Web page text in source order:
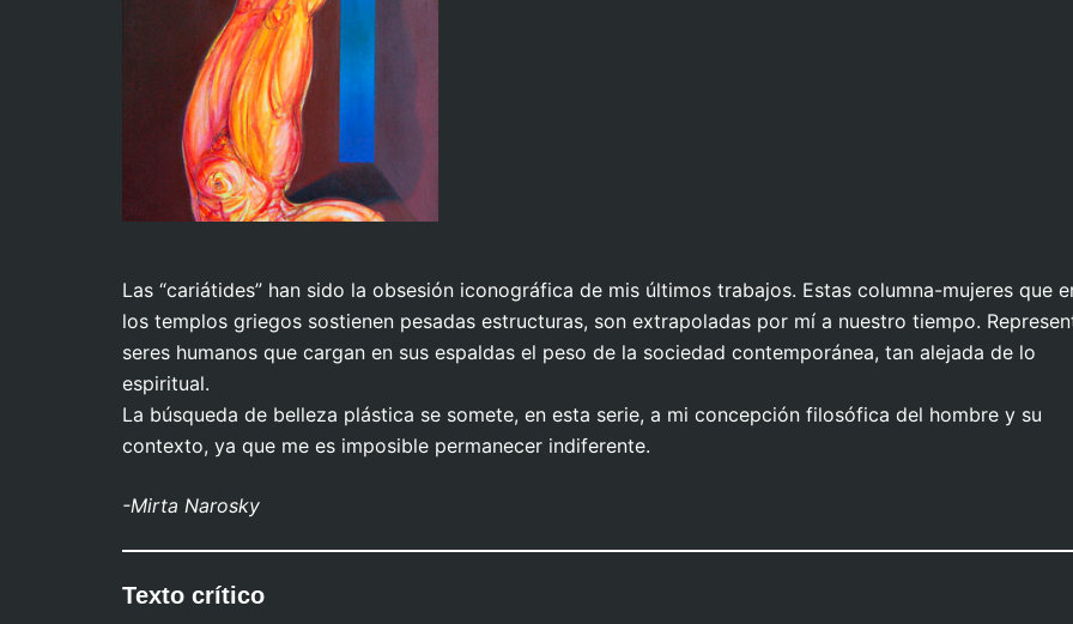
Cariatide recostada
Cariatide de cabeza
Las “cariátides” han sido la obsesión iconográfica de mis últimos trabajos. Estas columna-mujeres que
los templos griegos sostienen pesadas estructuras, son extrapoladas por mí a nuestro tiempo.
seres humanos que cargan en sus espaldas el peso de la sociedad contemporánea, tan alejada de lo
espiritual.
La búsqueda de belleza plástica se somete, en esta serie, a mi concepción filosófica del hombre y su
contexto, ya que me es imposible permanecer indiferente.
-Mirta Narosky
Texto crítico